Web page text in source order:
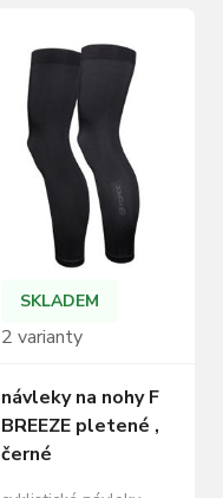
baleno v sáčku s
kartou FORCE
SKLADEM
2 varianty
návleky na nohy F
BREEZE pletené ,
černé